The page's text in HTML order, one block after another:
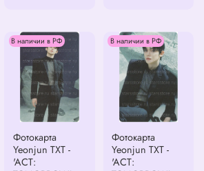
В наличии в РФ
Фотокарта
Yeonjun TXT -
'ACT:
В наличии в РФ
Фотокарта
Yeonjun TXT -
'ACT: